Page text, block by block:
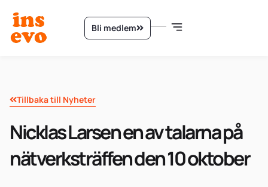
Bli medlem
Tillbaka till Nyheter
Nicklas Larsen en av talarna på
nätverksträffen den 10 oktober